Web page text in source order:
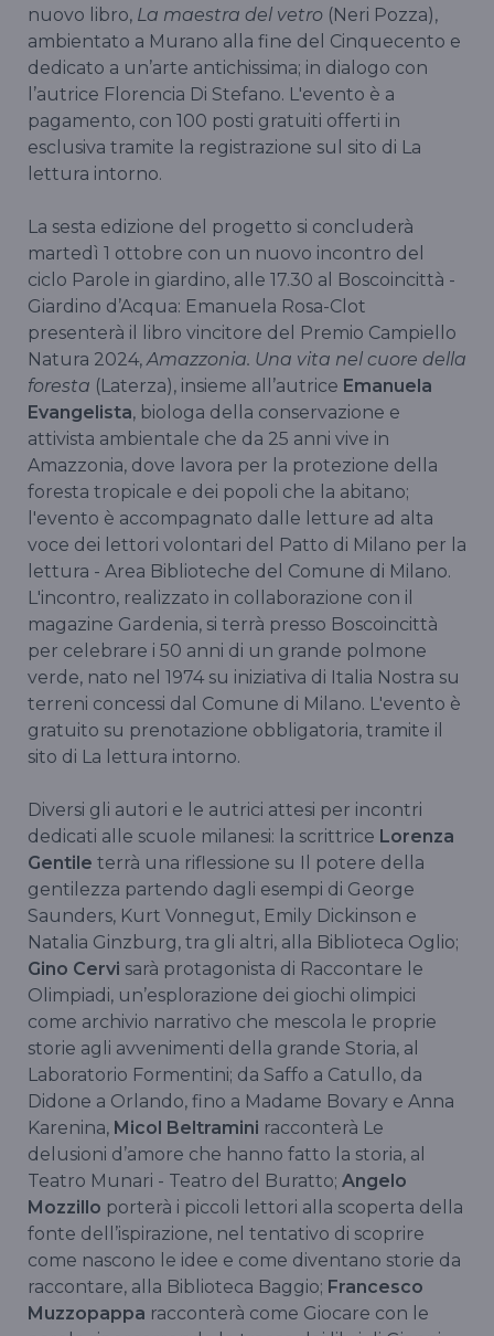
nuovo libro, La maestra del vetro (Neri Pozza),
ambientato a Murano alla fine del Cinquecento e
dedicato a un’arte antichissima; in dialogo con
l’autrice Florencia Di Stefano. L'evento è a
pagamento, con 100 posti gratuiti offerti in
esclusiva tramite la registrazione sul sito di La
lettura intorno.
La sesta edizione del progetto si concluderà
martedì 1 ottobre con un nuovo incontro del
ciclo Parole in giardino, alle 17.30 al Boscoincittà -
Giardino d’Acqua: Emanuela Rosa-Clot
presenterà il libro vincitore del Premio Campiello
Natura 2024, Amazzonia. Una vita nel cuore della
foresta (Laterza), insieme all’autrice Emanuela
Evangelista, biologa della conservazione e
attivista ambientale che da 25 anni vive in
Amazzonia, dove lavora per la protezione della
foresta tropicale e dei popoli che la abitano;
l'evento è accompagnato dalle letture ad alta
voce dei lettori volontari del Patto di Milano per la
lettura - Area Biblioteche del Comune di Milano.
L'incontro, realizzato in collaborazione con il
magazine Gardenia, si terrà presso Boscoincittà
per celebrare i 50 anni di un grande polmone
verde, nato nel 1974 su iniziativa di Italia Nostra su
terreni concessi dal Comune di Milano. L'evento è
gratuito su prenotazione obbligatoria, tramite il
sito di La lettura intorno.
Diversi gli autori e le autrici attesi per incontri
dedicati alle scuole milanesi: la scrittrice Lorenza
Gentile terrà una riflessione su Il potere della
gentilezza partendo dagli esempi di George
Saunders, Kurt Vonnegut, Emily Dickinson e
Natalia Ginzburg, tra gli altri, alla Biblioteca Oglio;
Gino Cervi sarà protagonista di Raccontare le
Olimpiadi, un’esplorazione dei giochi olimpici
come archivio narrativo che mescola le proprie
storie agli avvenimenti della grande Storia, al
Laboratorio Formentini; da Saffo a Catullo, da
Didone a Orlando, fino a Madame Bovary e Anna
Karenina, Micol Beltramini racconterà Le
delusioni d’amore che hanno fatto la storia, al
Teatro Munari - Teatro del Buratto; Angelo
Mozzillo porterà i piccoli lettori alla scoperta della
fonte dell’ispirazione, nel tentativo di scoprire
come nascono le idee e come diventano storie da
raccontare, alla Biblioteca Baggio; Francesco
Muzzopappa racconterà come Giocare con le